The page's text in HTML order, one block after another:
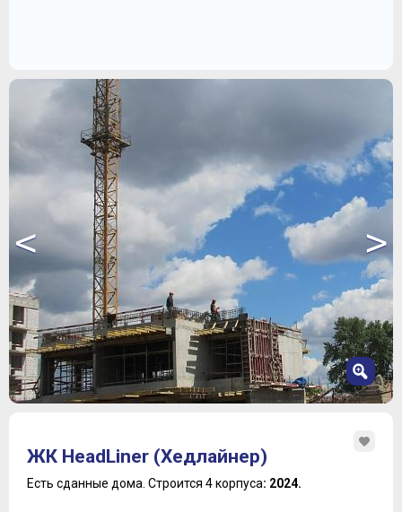
< >
3
4
ЖК HeadLiner (Хедлайнер)
Есть сданные дома. Строится 4 корпуса: 2024.